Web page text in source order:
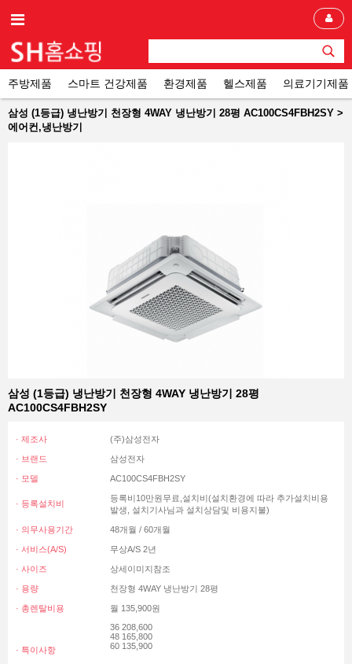
주방제품 스마트 건강제품 환경제품 헬스제품 의료기기제품
삼성 (1등급) 냉난방기 천장형 4WAY 냉난방기 28평 AC100CS4FBH2SY >
에어컨,냉난방기
삼성 (1등급) 냉난방기 천장형 4WAY 냉난방기 28평
AC100CS4FBH2SY
· 제조사 (주)삼성전자
· 브랜드 삼성전자
· 모델 AC100CS4FBH2SY
· 등록설치비
등록비10만원무료,설치비(설치환경에 따라 추가설치비용
발생, 설치기사님과 설치상담및 비용지불)
· 의무사용기간 48개월 / 60개월
· 서비스(A/S) 무상A/S 2년
· 사이즈 상세이미지참조
· 용량 천장형 4WAY 냉난방기 28평
· 총렌탈비용 월 135,900원
· 특이사항
36 208,600
48 165,800
60 135,900